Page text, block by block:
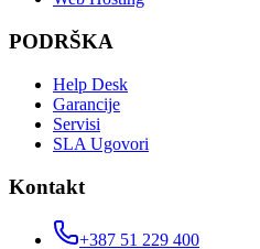
PODRŠKA
Help Desk
Garancije
Servisi
SLA Ugovori
Kontakt
+387 51 229 400